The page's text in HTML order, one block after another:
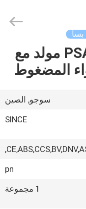
بسا
مخصص النيتروجين PSA مولد مع
المضغوط
سوجو, الصين
SINCE
pn
1 مجموعة